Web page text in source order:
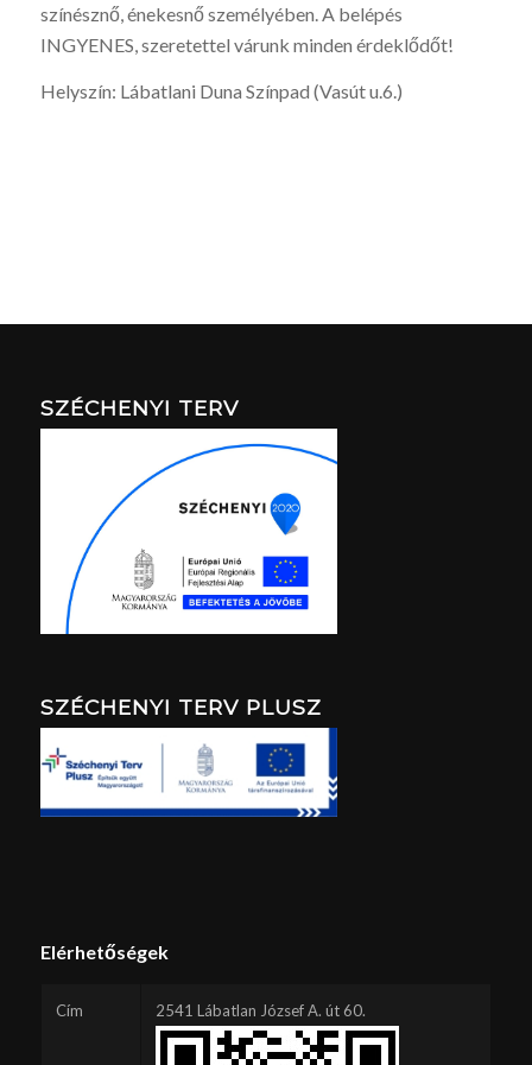
színésznő, énekesnő személyében. A belépés
INGYENES, szeretettel várunk minden érdeklődőt!
Helyszín: Lábatlani Duna Színpad (Vasút u.6.)
SZÉCHENYI TERV
SZÉCHENYI TERV PLUSZ
Elérhetőségek
Cím 2541 Lábatlan József A. út 60.